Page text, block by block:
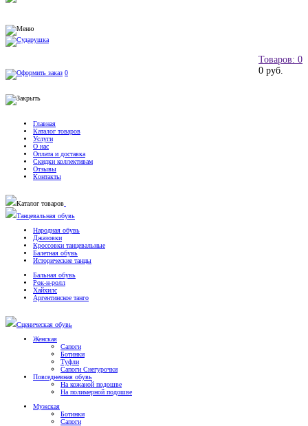
Товаров: 0
0 руб.
0
Главная
Каталог товаров
Услуги
О нас
Оплата и доставка
Скидки коллективам
Отзывы
Контакты
Каталог товаров
Танцевальная обувь
Народная обувь
Джазовки
Кроссовки танцевальные
Балетная обувь
Исторические танцы
Бальная обувь
Рок-н-ролл
Хайхилс
Аргентинское танго
Сценическая обувь
Женская
Сапоги
Ботинки
Туфли
Сапоги Снегурочки
Повседневная обувь
На кожаной подошве
На полимерной подошве
Мужская
Ботинки
Сапоги